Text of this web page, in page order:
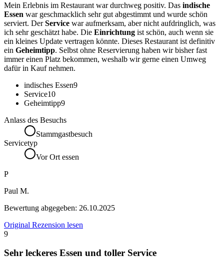
Mein Erlebnis im Restaurant war durchweg positiv. Das indische
Essen war geschmacklich sehr gut abgestimmt und wurde schön
serviert. DerService war aufmerksam, aber nicht aufdringlich, was
ich sehr geschätzt habe. Die Einrichtung ist schön, auch wenn sie
ein kleines Update vertragen könnte. Dieses Restaurant ist definitiv
ein Geheimtipp. Selbst ohne Reservierung haben wir bisher fast
immer einen Platz bekommen, weshalb wir gerne einen Umweg
dafür in Kauf nehmen.
indisches Essen9
Service10
Geheimtipp9
Anlass des Besuchs
Stammgastbesuch
Servicetyp
Vor Ort essen
P
Paul M.
Bewertung abgegeben: 26.10.2025
Original Rezension lesen
9
Sehr leckeres Essen und toller Service